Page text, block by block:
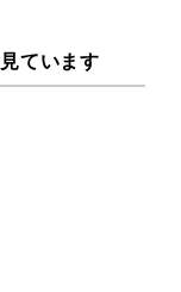
ています